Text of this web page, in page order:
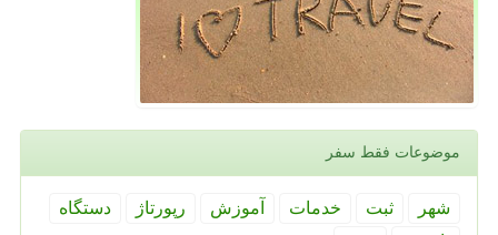
موضوعات فقط سفر
شهر ثبت خدمات آموزش رپورتاژ
دستگاه